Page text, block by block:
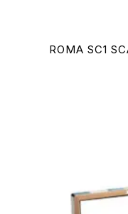
ROMA SC1